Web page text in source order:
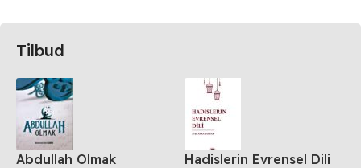
Tilbud
Abdullah Olmak Hadislerin Evrensel Dili